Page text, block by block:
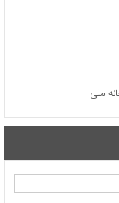
ملی